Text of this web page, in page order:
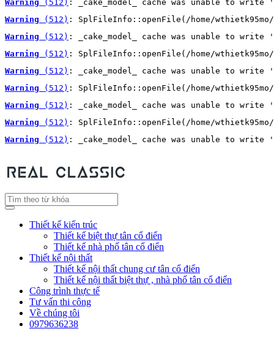
Warning (512) : _cake_model_ cache was unable to
Warning (512) : SplFileInfo::openFile(/home/wthietk95mo/
Warning (512) : _cake_model_ cache was unable to
Warning (512) : SplFileInfo::openFile(/home/wthietk95mo/
Warning (512) : _cake_model_ cache was unable to
Warning (512) : SplFileInfo::openFile(/home/wthietk95mo/
Warning (512) : _cake_model_ cache was unable to
Warning (512) : SplFileInfo::openFile(/home/wthietk95mo/
Warning (512) : _cake_model_ cache was unable to
Thiết kế kiến trúc
Thiết kế biệt thự tân cổ điển
Thiết kế nhà phố tân cổ điển
Thiết kế nội thất
Thiết kế nội thất chung cư tân cổ điển
Thiết kế nội thất biệt thự , nhà phố tân cổ điển
Công trình thực tế
Tư vấn thi công
Về chúng tôi
0979636238